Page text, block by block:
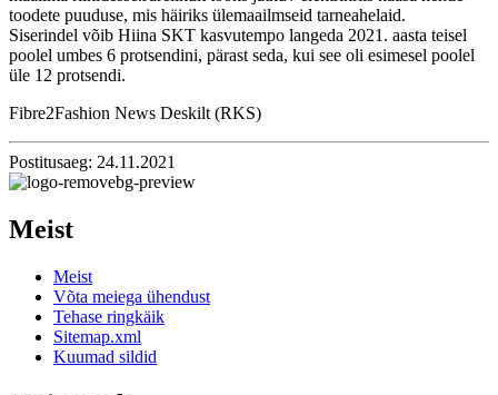
toodete puuduse, mis häiriks ülemaailmseid tarneahelaid.
Siserindel võib Hiina SKT kasvutempo langeda 2021. aasta teisel
poolel umbes 6 protsendini, pärast seda, kui see oli esimesel poolel
üle 12 protsendi.
Fibre2Fashion News Deskilt (RKS)
Postitusaeg: 24.11.2021
Meist
Meist
Võta meiega ühendust
Tehase ringkäik
Sitemap.xml
Kuumad sildid